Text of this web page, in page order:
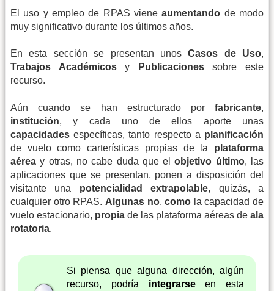
El uso y empleo de RPAS vieneaumentando de modo
muy significativo durante los últimos años.
En esta sección se presentan unosCasos de Uso,
Trabajos Académicosy Publicacionessobre este
recurso.
Aún cuando se han estructurado por fabricante,
institución, y cada uno de ellos aporte unas
capacidades específicas, tanto respecto a planificación
de vuelo como carterísticas propias de la plataforma
aérea y otras, no cabe duda que elobjetivo último, las
aplicaciones que se presentan, ponen a disposición del
visitante una potencialidad extrapolable, quizás, a
cualquier otro RPAS. Algunas no,como la capacidad de
vuelo estacionario, propia de las plataforma aéreas de ala
rotatoria.
Si piensa que alguna dirección, algún
recurso, podría integrarseen esta